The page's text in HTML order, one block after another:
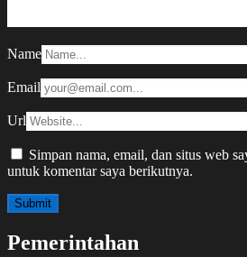
Name
Email
Url
Simpan nama, email, dan situs web
untuk komentar saya berikutnya.
Pemerintahan